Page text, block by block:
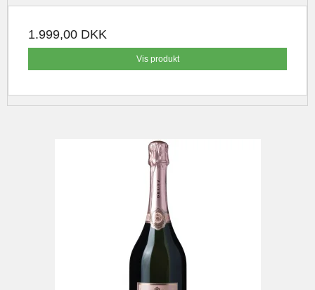
1.999,00 DKK
Vis produkt